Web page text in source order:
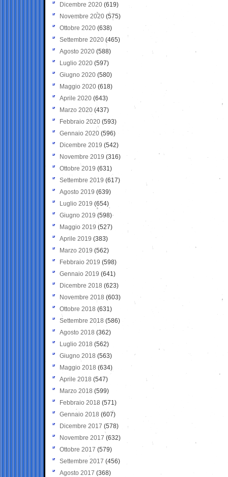
Dicembre 2020 (619)
Novembre 2020 (575)
Ottobre 2020 (638)
Settembre 2020(465)
Agosto 2020 (588)
Luglio 2020 (597)
Giugno 2020 (580)
Maggio 2020 (618)
Aprile 2020 (643)
Marzo 2020 (437)
Febbraio 2020 (593)
Gennaio 2020 (596)
Dicembre 2019 (542)
Novembre 2019 (316)
Ottobre 2019 (631)
Settembre 2019 (617)
Agosto 2019 (639)
Luglio 2019 (654)
Giugno 2019 (598)
Maggio 2019 (527)
Aprile 2019 (383)
Marzo 2019 (562)
Febbraio 2019 (598)
Gennaio 2019 (641)
Dicembre 2018 (623)
Novembre 2018 (603)
Ottobre 2018 (631)
Settembre 2018 (586)
Agosto 2018 (362)
Luglio 2018 (562)
Giugno 2018 (563)
Maggio 2018 (634)
Aprile 2018 (547)
Marzo 2018 (599)
Febbraio 2018 (571)
Gennaio 2018 (607)
Dicembre 2017 (578)
Novembre 2017 (632)
Ottobre 2017 (579)
Settembre 2017 (456)
Agosto 2017 (368)